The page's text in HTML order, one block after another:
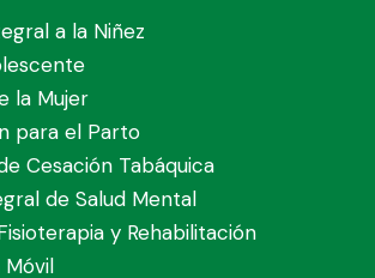
a la Niñez
la Mujer
para el Parto
Cesación Tabáquica
de Salud Mental
y Rehabilitación